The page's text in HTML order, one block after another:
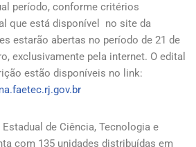
período, conforme critérios
que está disponível no site da
estarão abertas no período de 21 de
exclusivamente pela internet. O edital
estão disponíveis no link:
de Ciência, Tecnologia e
com 135 unidades distribuídas em